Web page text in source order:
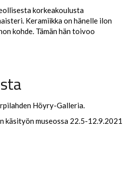
korkeakoulusta
Keramiikka on hänelle ilon
kohde. Tämän hän toivoo
Höyry-Galleria.
käsityön museossa 22.5-12.9.2021